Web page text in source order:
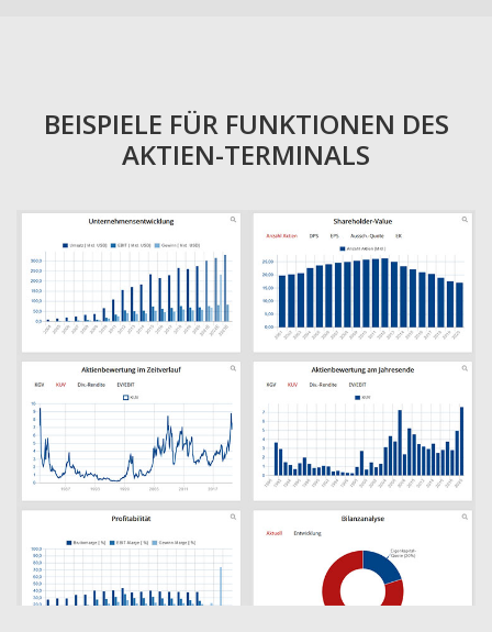
BEISPIELE FÜR FUNKTIONEN DES
AKTIEN-TERMINALS